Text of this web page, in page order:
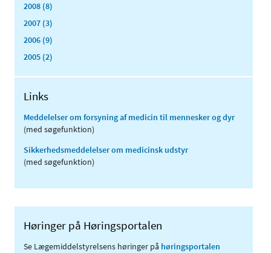
2008 (8)
2007 (3)
2006 (9)
2005 (2)
Links
Meddelelser om forsyning af medicin til mennesker og dyr
(med søgefunktion)
Sikkerhedsmeddelelser om medicinsk udstyr
(med søgefunktion)
Høringer på Høringsportalen
Se Lægemiddelstyrelsens høringer på høringsportalen